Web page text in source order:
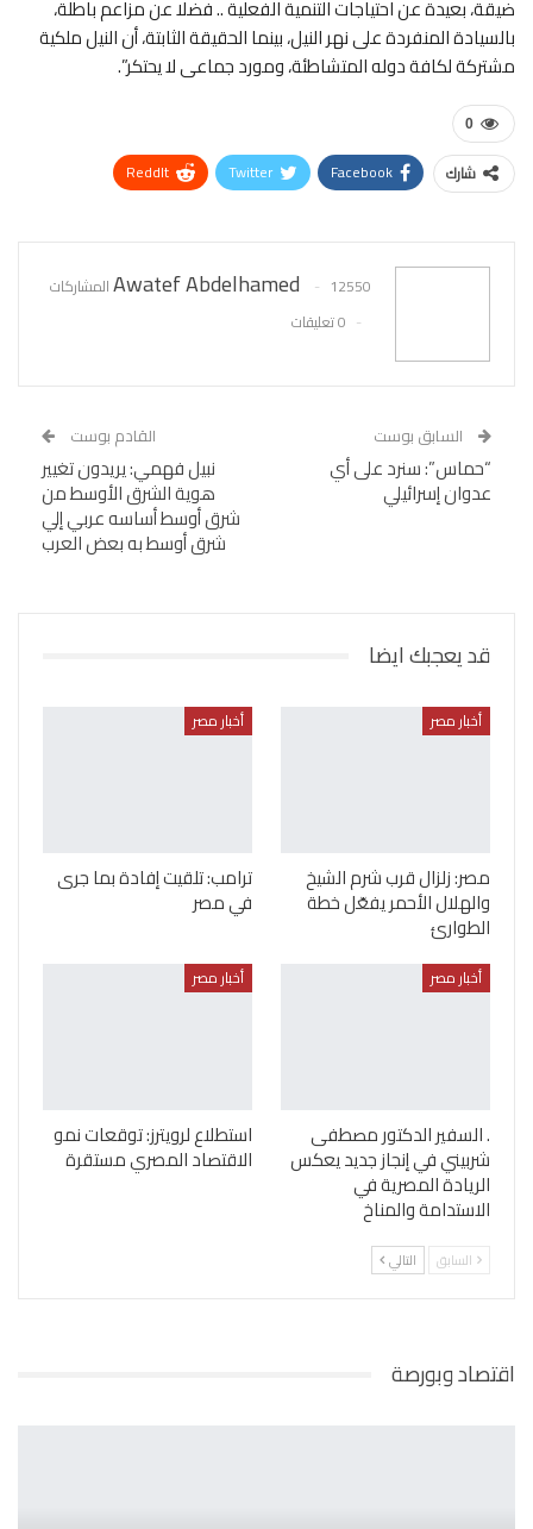
ضيقة، بعيدة عن احتياجات التنمية الفعلية .. فضلا عن مزاعم باطلة،
بالسيادة المنفردة على نهر النيل، بينما الحقيقة الثابتة، أن النيل ملكية
مشتركة لكافة دوله المتشاطئة، ومورد جماعى لا يحتكر”.
0
شارك Facebook
Twitter
ReddIt
Awatef Abdelhamed
12550 المشاركات
0 تعليقات
السابق بوست
“حماس”: سنرد على أي
عدوان إسرائيلي
القادم بوست
نبيل فهمي: يريدون تغيير
هوية الشرق الأوسط من
شرق أوسط أساسه عربي إلي
شرق أوسط به بعض العرب
قد يعجبك ايضا
أخبار مصر
مصر: زلزال قرب شرم الشيخ
والهلال الأحمر يفعّل خطة
الطوارئ
أخبار مصر
ترامب: تلقيت إفادة بما جرى
في مصر
أخبار مصر
. السفير الدكتور مصطفى
شربيني في إنجاز جديد يعكس
الريادة المصرية في
الاستدامة والمناخ
أخبار مصر
استطلاع لرويترز: توقعات نمو
الاقتصاد المصري مستقرة
السابق التالي
اقتصاد وبورصة